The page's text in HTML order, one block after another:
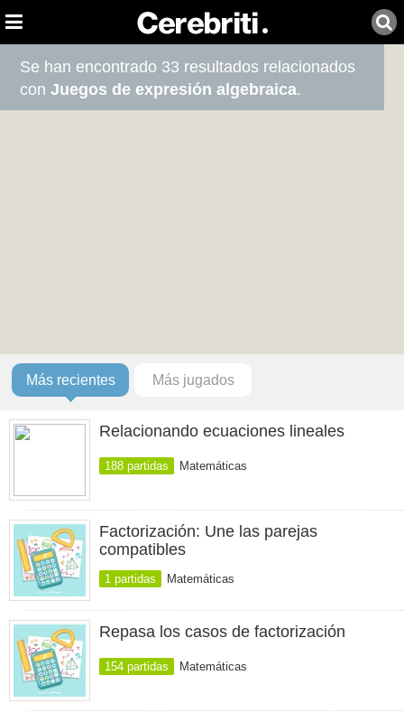
Se han encontrado 33 resultados relacionados
conJuegos de expresión algebraica.
Más recientes Más jugados
Relacionando ecuaciones lineales
188 partidas Matemáticas
Factorización: Une las parejas
compatibles
1 partidas Matemáticas
Repasa los casos de factorización
154 partidas Matemáticas